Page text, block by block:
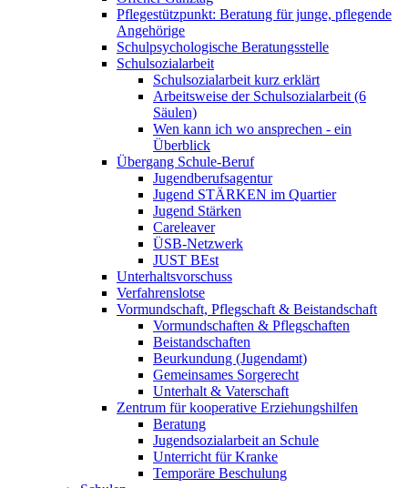
Pflegestützpunkt: Beratung für junge, pflegende
Angehörige
Schulpsychologische Beratungsstelle
Schulsozialarbeit
Schulsozialarbeit kurz erklärt
Arbeitsweise der Schulsozialarbeit (6
Säulen)
Wen kann ich wo ansprechen - ein
Überblick
Übergang Schule-Beruf
Jugendberufsagentur
Jugend STÄRKEN im Quartier
Jugend Stärken
Careleaver
ÜSB-Netzwerk
JUST BEst
Unterhaltsvorschuss
Verfahrenslotse
Vormundschaft, Pflegschaft & Beistandschaft
Vormundschaften & Pflegschaften
Beistandschaften
Beurkundung (Jugendamt)
Gemeinsames Sorgerecht
Unterhalt & Vaterschaft
Zentrum für kooperative Erziehungshilfen
Beratung
Jugendsozialarbeit an Schule
Unterricht für Kranke
Temporäre Beschulung